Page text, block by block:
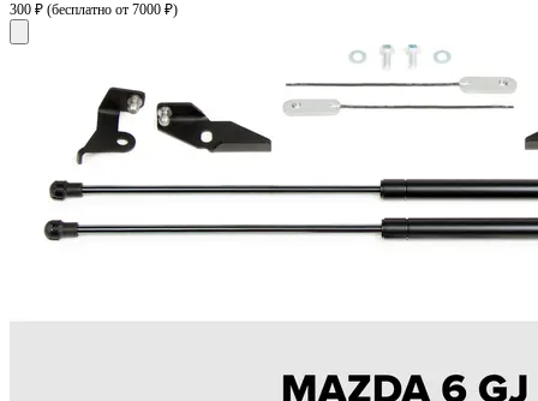
300 ₽ (бесплатно от 7000 ₽)